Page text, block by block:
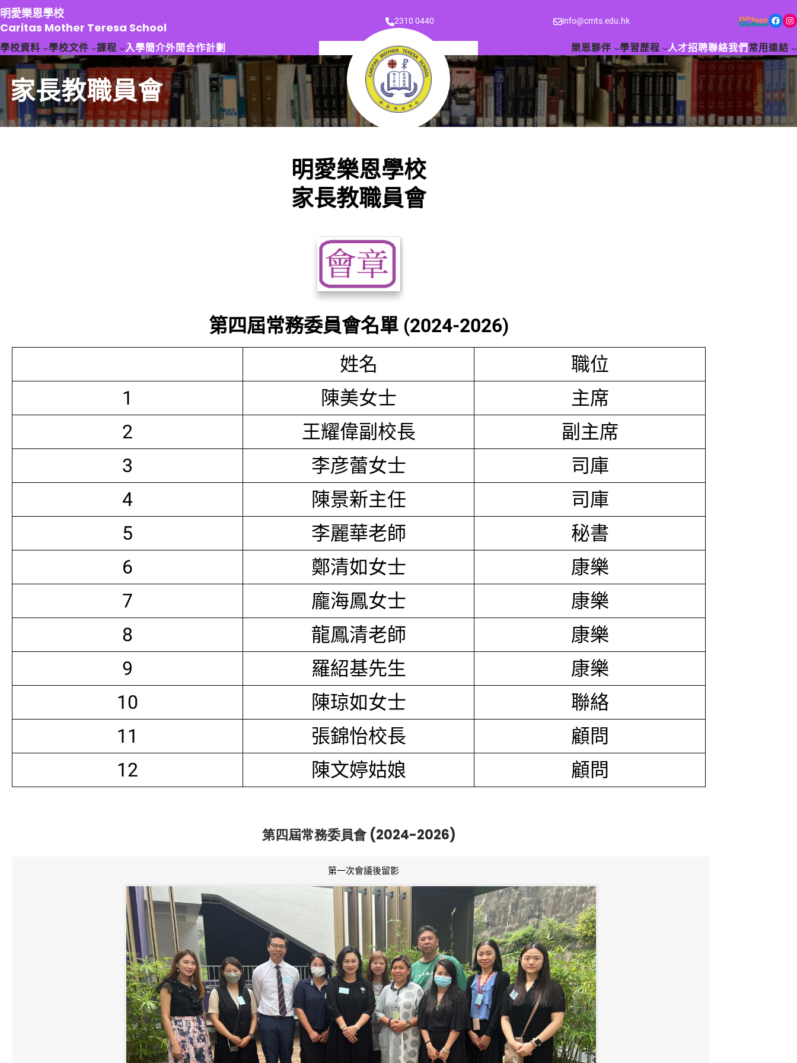
跳
至
主
要
容
明愛樂恩學校
Caritas Mother Teresa School
2310 0440 info@cmts.edu.hk Facebook Instagram
學校資料 學校文件 課程 入學簡介外間合作計劃 樂恩夥伴 學習歷程 人才招聘聯絡我們 常用連結
家長教職員會
明愛樂恩學校
家長教職員會
第四屆常務委員會名單 (2024-2026)
姓名
職位
1
陳美女士
主席
2
王耀偉副校長
副主席
3
李彦蕾女士
司庫
4
陳景新主任
司庫
5
李麗華老師
秘書
6
鄭清如女士
康樂
7
龐海鳳女士
康樂
8
龍鳳清老師
康樂
9
羅紹基先生
康樂
10
陳琼如女士
聯絡
11
張錦怡校長
顧問
12
陳文婷姑娘 顧問
第四屆常務委員會 (2024-2026)
第一次會議後留影